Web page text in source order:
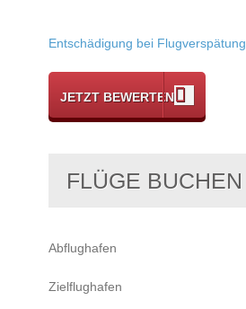
Entschädigung bei Flugverspätung
JETZT BEWERTEN
FLÜGE BUCHEN